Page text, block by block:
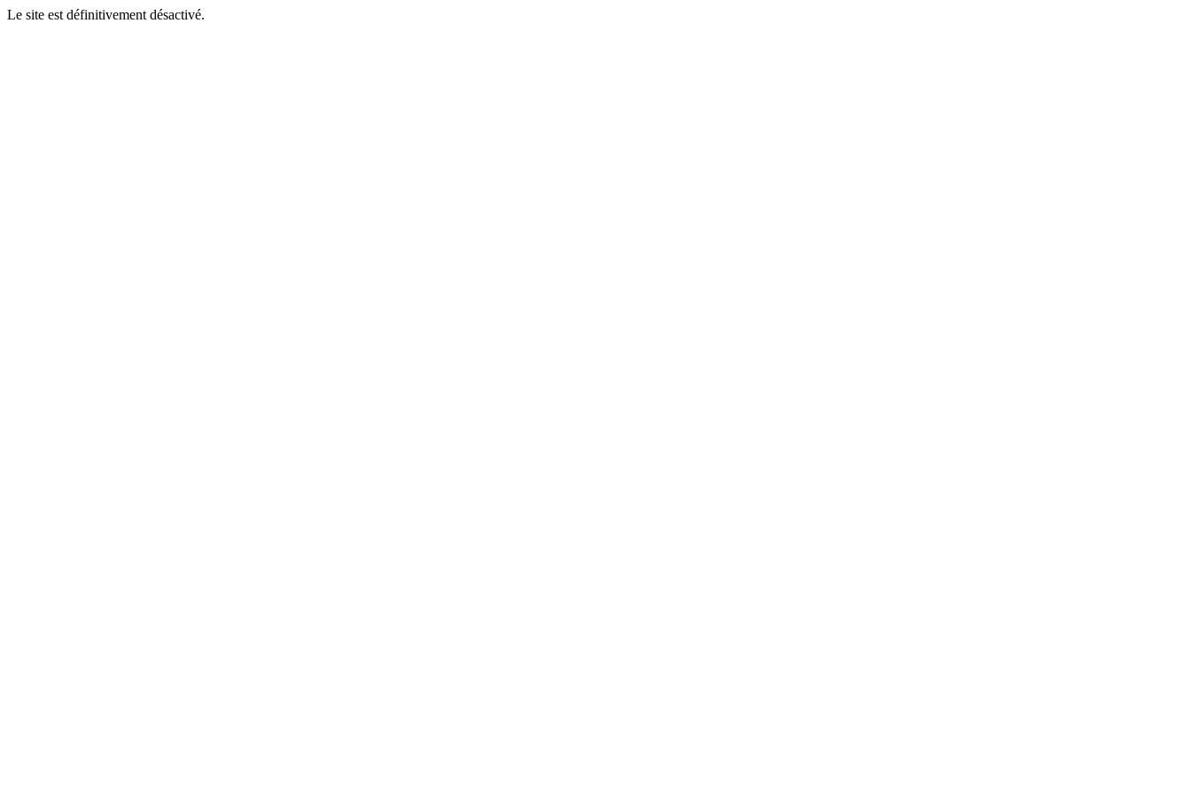
Le site est définitivement désactivé.